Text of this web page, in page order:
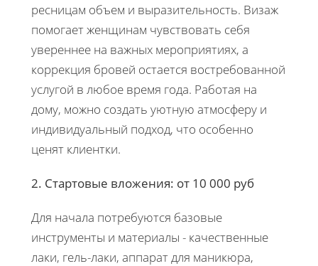
ресницам объем и выразительность. Визаж
помогает женщинам чувствовать себя
увереннее на важных мероприятиях, а
коррекция бровей остается востребованной
услугой в любое время года. Работая на
дому, можно создать уютную атмосферу и
индивидуальный подход, что особенно
ценят клиентки.
2. Стартовые вложения: от 10 000 руб
Для начала потребуются базовые
инструменты и материалы - качественные
лаки, гель-лаки, аппарат для маникюра,